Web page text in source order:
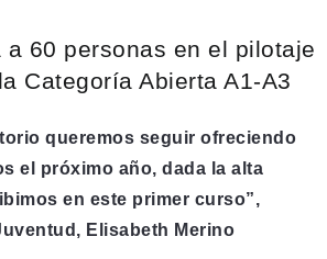
a 60 personas en el pilotaje
Categoría Abierta A1-A3
queremos seguir ofreciendo
el próximo año, dada la alta
en este primer curso”,
Elisabeth Merino